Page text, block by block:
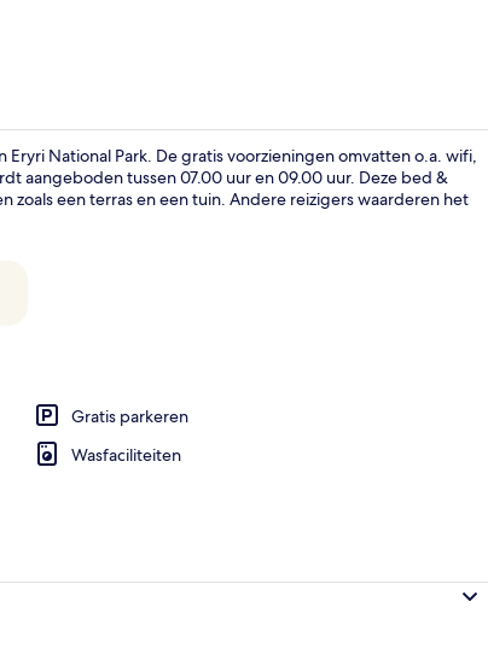
National Park. De gratis voorzieningen omvatten o.a. wifi,
aangeboden tussen 07.00 uur en 09.00 uur. Deze bed &
een terras en een tuin. Andere reizigers waarderen het
Gratis parkeren
Wasfaciliteiten